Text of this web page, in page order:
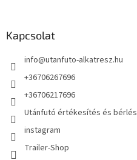
Kapcsolat
info@utanfuto-alkatresz.hu
+36706267696
+36706217696
Utánfutó értékesítés és bérlés
instagram
Trailer-Shop